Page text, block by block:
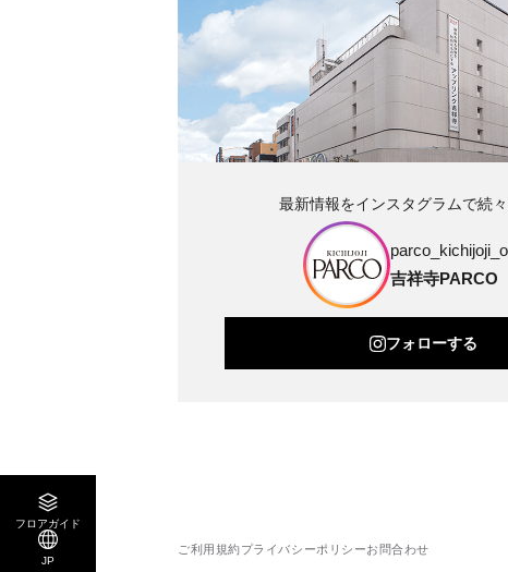
フロアガイド
JP
最新情報をインスタグラムで続々
吉祥寺PARCO
フォローする
ご利用規約プライバシーポリシーお問合わせ